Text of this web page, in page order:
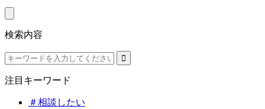
検索内容
注目キーワード
＃相談したい